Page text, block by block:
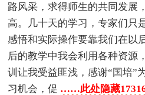
路风采，求得师生的共同发展
高。几十天的学习，专家们只
感悟和实际操作要靠我们在以
后的教学中我会利用各种资源
训让我受益匪浅，感谢“国培”
习机会，促 ……此处隐藏